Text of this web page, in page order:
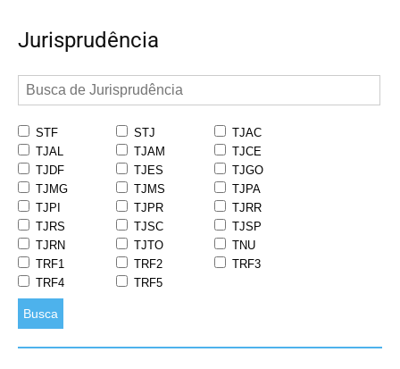
Jurisprudência
STF STJ
TJAC
TJAL
TJAM
TJCE
TJDF
TJES
TJGO
TJMG
TJMS
TJPA
TJPI
TJPR
TJRR
TJRS
TJSC
TJSP
TJRN
TJTO
TNU
TRF1
TRF2
TRF3
TRF4
TRF5
Busca